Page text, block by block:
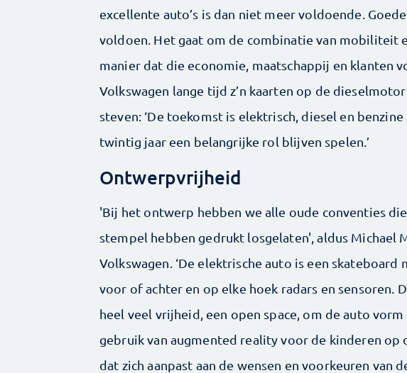
excellente auto’s is dan niet meer voldoende.
voldoen. Het gaat om de combinatie van mobiliteit
manier dat die economie, maatschappij en klanten
Volkswagen lange tijd z’n kaarten op de
steven: ‘De toekomst is elektrisch, diesel en
twintig jaar een belangrijke rol blijven spelen.’
Ontwerpvrijheid
'Bij het ontwerp hebben we alle oude conventies
stempel hebben gedrukt losgelaten', aldus Michael
Volkswagen. ‘De elektrische auto is een
voor of achter en op elke hoek radars en sensoren.
heel veel vrijheid, een open space, om de auto
gebruik van augmented reality voor de kinderen op
dat zich aanpast aan de wensen en voorkeuren van